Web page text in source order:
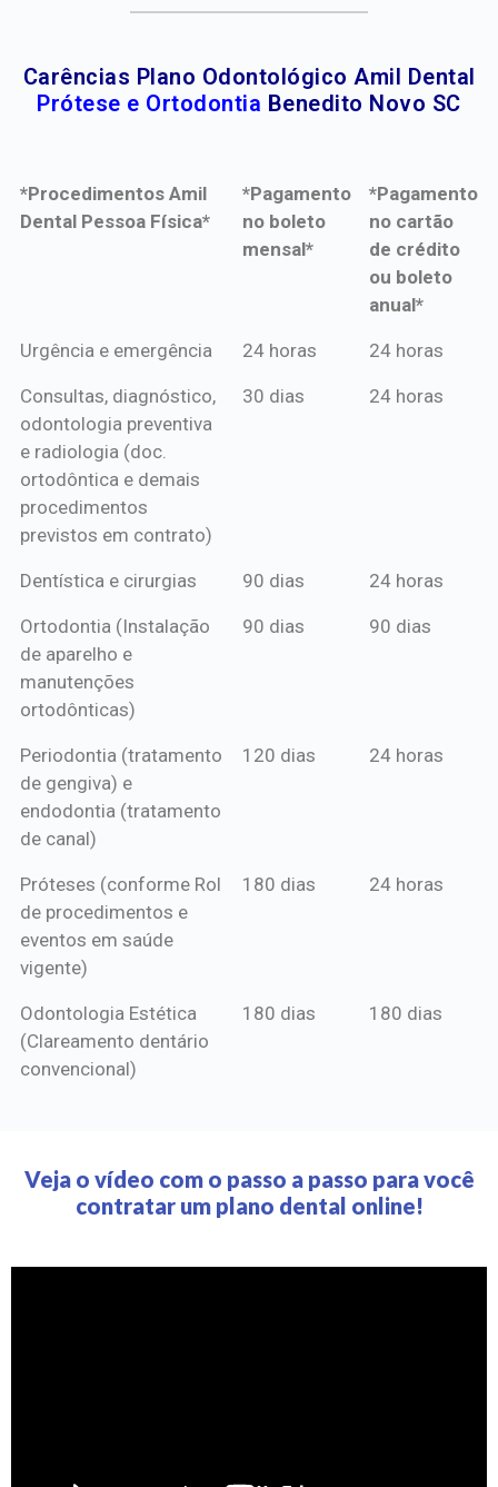
Carências Plano Odontológico Amil Dental
Prótese e Ortodontia Benedito Novo SC
*Procedimentos Amil
Dental Pessoa Física*
*Pagamento
no boleto
mensal*
*Pagamento
no cartão
de crédito
ou boleto
anual*
*Procedimentos Amil
*Pagamento
mensal*
*Pagamento
de crédito
Urgência e emergência 24 horas 24 horas
Consultas, diagnóstico,
odontologia preventiva
e radiologia (doc.
ortodôntica e demais
procedimentos
previstos em contrato)
30 dias 24 horas
Dentística e cirurgias 90 dias 24 horas
Ortodontia (Instalação
de aparelho e
manutenções
ortodônticas)
90 dias 90 dias
Periodontia (tratamento
de gengiva) e
endodontia (tratamento
de canal)
120 dias 24 horas
Próteses (conforme Rol
de procedimentos e
eventos em saúde
vigente)
180 dias 24 horas
Odontologia Estética
(Clareamento dentário
convencional)
180 dias 180 dias
Veja o vídeo com o passo a passo para você
contratar um plano dental online!